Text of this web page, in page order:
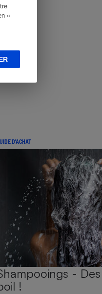
«
D'ACHAT
-
!